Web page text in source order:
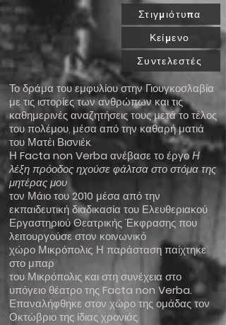
Στιγμιότυπα
Κείμενο
Συντελεστές
Το δράμα του εμφυλίου στην Γιουγκοσλαβία
με τις ιστορίες των ανθρώπων και τις
καθημερινές αναζητήσεις τους μετά το τέλος
του πολέμου, μέσα από την καθαρή ματιά
του Ματέι Βισνιέκ.
Η Facta non Verba ανέβασε το έργοΗ
λέξη πρόοδος ηχούσε φάλτσα στο στόμα της
μητέρας μου
τον Μάιο του2010 μέσα από την
εκπαιδευτική διαδικασία του Ελευθεριακού
Εργαστηριού Θεατρικής Έκφρασης που
λειτουργούσε στον κοινωνικό
χώρο Μικρόπολις. Η παράσταση παίχτηκε
στο μπαρ
του Μικρόπολις και στη συνέχεια στο
υπόγειο θέατρο της Facta non Verba.
Επαναλήφθηκε στον χώρο της ομάδας τον
Οκτώβριο της ίδιας χρονιάς.